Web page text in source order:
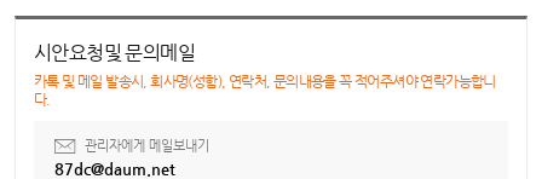
시안요청및 문의메일
카톡 및 메일 발송시, 회사명(성함), 연락처, 문의내용을 꼭 적어주셔야 연락가능합니
다.
관리자에게 메일보내기
87dc@daum.net